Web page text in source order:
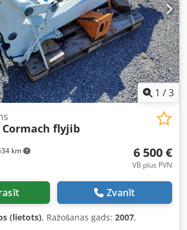
1 /3
km
Cormach flyjib
6 500 €
VB plus PVN
Zvanīt
(lietots), Ražošanas gads: 2007,